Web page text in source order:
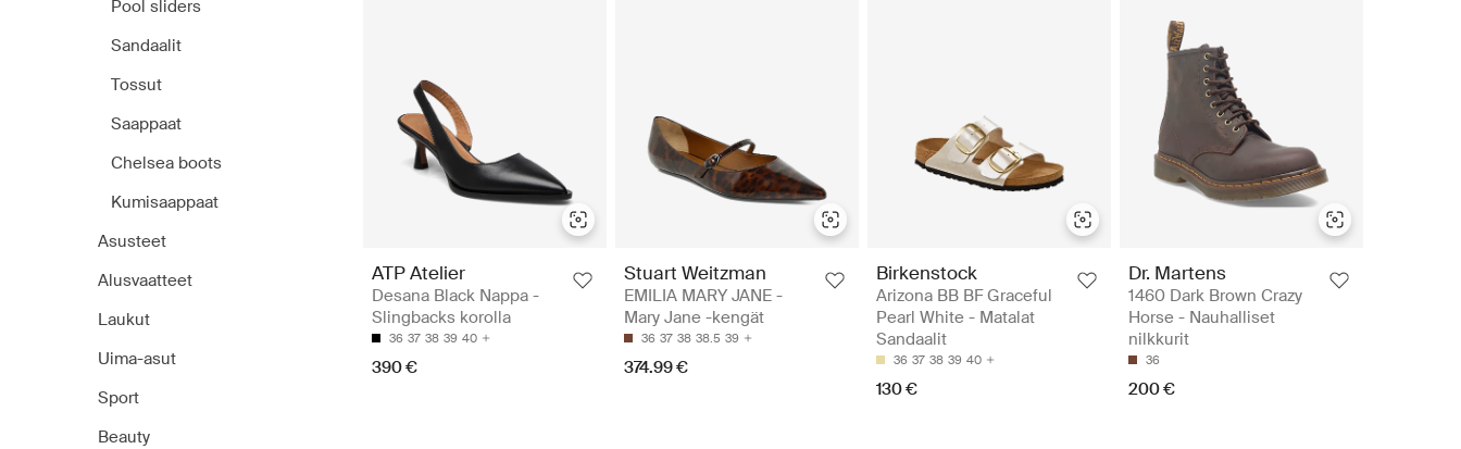
Pool sliders
Sandaalit
Tossut
Saappaat
Chelsea boots
Kumisaappaat
Asusteet
Alusvaatteet
Laukut
Uima-asut
Sport
Beauty
ATP Atelier
Desana Black Nappa -
Slingbacks korolla
36 37 38 39 40
390 €
Stuart Weitzman
EMILIA MARY JANE -
Mary Jane -kengät
36 37 38 38.5 39
374.99 €
Birkenstock
Arizona BB BF Graceful
Pearl White - Matalat
Sandaalit
36 37 38 39 40
130 €
Dr. Martens
1460 Dark Brown Crazy
Horse - Nauhalliset
nilkkurit
36
200 €